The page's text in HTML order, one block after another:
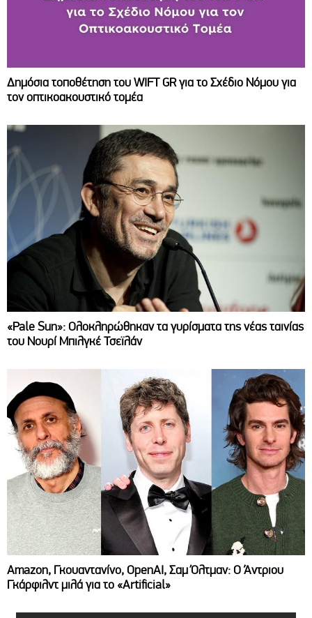
Δημόσια τοποθέτηση του WIFT GR για το Σχέδιο Νόμου για
τον οπτικοακουστικό τομέα
«Pale Sun»: Ολοκληρώθηκαν τα γυρίσματα της νέας ταινίας
του Νουρί Μπιλγκέ Τσεϊλάν
Amazon, Γκουαντανίνο, OpenAI, Σαμ Όλτμαν: Ο Άντριου
Γκάρφιλντ μιλά για το «Artificial»